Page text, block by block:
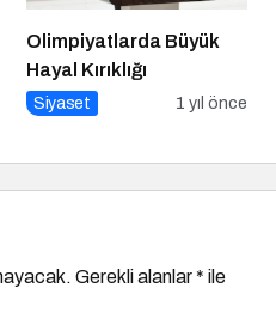
Olimpiyatlarda Büyük
Hayal Kırıklığı
Siyaset 1 yıl önce
Gerekli alanlar* ile